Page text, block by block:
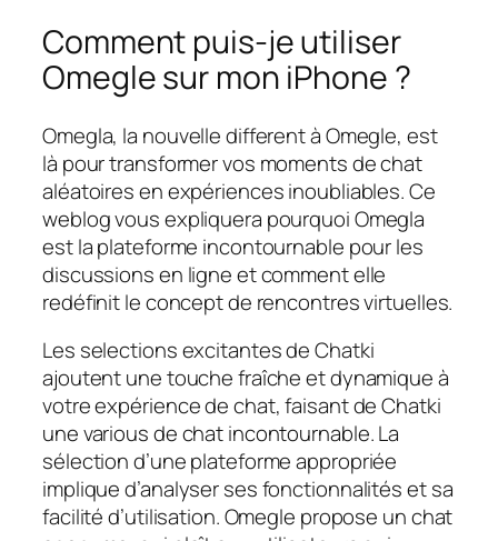
Comment puis-je utiliser
Omegle sur mon iPhone ?
Omegla, la nouvelle different à Omegle, est
là pour transformer vos moments de chat
aléatoires en expériences inoubliables. Ce
weblog vous expliquera pourquoi Omegla
est la plateforme incontournable pour les
discussions en ligne et comment elle
redéfinit le concept de rencontres virtuelles.
Les selections excitantes de Chatki
ajoutent une touche fraîche et dynamique à
votre expérience de chat, faisant de Chatki
une various de chat incontournable. La
sélection d’une plateforme appropriée
implique d’analyser ses fonctionnalités et sa
facilité d’utilisation. Omegle propose un chat